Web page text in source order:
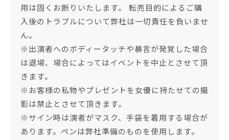
用は固くお断りいたします。 転売目的によるご購
入後のトラブルについて弊社は一切責任を負いませ
ん。
※出演者へのボディータッチや暴言が発覚した場合
は退場、場合によってはイベントを中止とさせて頂
きます。
※お客様の私物やプレゼントを女優に持たせての撮
影は禁止とさせて頂きます。
※サイン時は演者がマスク、手袋を着用する場合が
あります。ペンは弊社準備のものを使用します。